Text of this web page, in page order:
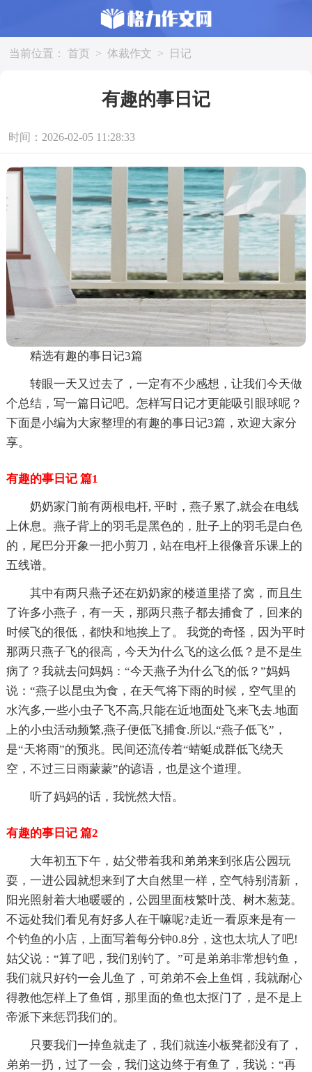
当前位置： 首页 > 体裁作文 > 日记
有趣的事日记
时间：2026-02-05 11:28:33
精选有趣的事日记3篇
转眼一天又过去了，一定有不少感想，让我们今天做
个总结，写一篇日记吧。怎样写日记才更能吸引眼球呢？
下面是小编为大家整理的有趣的事日记3篇，欢迎大家分
享。
有趣的事日记 篇1
奶奶家门前有两根电杆, 平时，燕子累了,就会在电线
上休息。燕子背上的羽毛是黑色的，肚子上的羽毛是白色
的，尾巴分开象一把小剪刀，站在电杆上很像音乐课上的
五线谱。
其中有两只燕子还在奶奶家的楼道里搭了窝，而且生
了许多小燕子，有一天，那两只燕子都去捕食了，回来的
时候飞的很低，都快和地挨上了。 我觉的奇怪，因为平时
那两只燕子飞的很高，今天为什么飞的这么低？是不是生
病了？我就去问妈妈：“今天燕子为什么飞的低？”妈妈
说：“燕子以昆虫为食，在天气将下雨的时候，空气里的
水汽多,一些小虫子飞不高,只能在近地面处飞来飞去.地面
上的小虫活动频繁,燕子便低飞捕食.所以,“燕子低飞”，
是“天将雨”的预兆。民间还流传着“蜻蜓成群低飞绕天
空，不过三日雨蒙蒙”的谚语，也是这个道理。
听了妈妈的话，我恍然大悟。
有趣的事日记 篇2
大年初五下午，姑父带着我和弟弟来到张店公园玩
耍，一进公园就想来到了大自然里一样，空气特别清新，
阳光照射着大地暖暖的，公园里面枝繁叶茂、树木葱茏。
不远处我们看见有好多人在干嘛呢?走近一看原来是有一
个钓鱼的小店，上面写着每分钟0.8分，这也太坑人了吧!
姑父说：“算了吧，我们别钓了。”可是弟弟非常想钓鱼，
我们就只好钓一会儿鱼了，可弟弟不会上鱼饵，我就耐心
得教他怎样上了鱼饵，那里面的鱼也太抠门了，是不是上
帝派下来惩罚我们的。
只要我们一掉鱼就走了，我们就连小板凳都没有了，
弟弟一扔，过了一会，我们这边终于有鱼了，我说：“再